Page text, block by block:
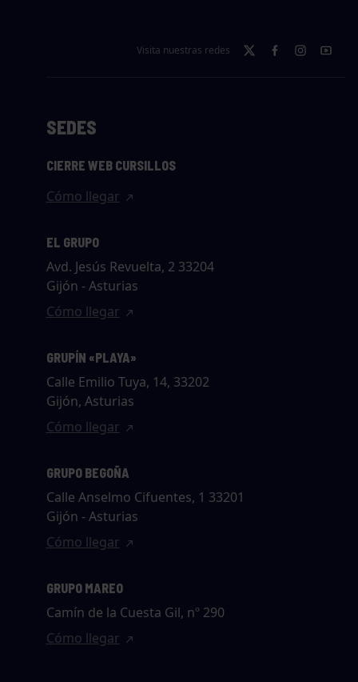
Visita nuestras redes
SEDES
CIERRE WEB CURSILLOS
Cómo llegar
EL GRUPO
Avd. Jesús Revuelta, 2 33204
Gijón - Asturias
Cómo llegar
GRUPÍN «PLAYA»
Calle Emilio Tuya, 14, 33202
Gijón, Asturias
Cómo llegar
GRUPO BEGOÑA
Calle Anselmo Cifuentes, 1 33201
Gijón - Asturias
Cómo llegar
GRUPO MAREO
Camín de la Cuesta Gil, nº 290
Cómo llegar